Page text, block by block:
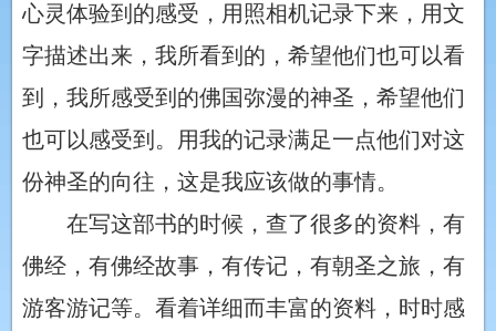
心灵体验到的感受，用照相机记录下来，用文
字描述出来，我所看到的，希望他们也可以看
到，我所感受到的佛国弥漫的神圣，希望他们
也可以感受到。用我的记录满足一点他们对这
份神圣的向往，这是我应该做的事情。
在写这部书的时候，查了很多的资料，有
佛经，有佛经故事，有传记，有朝圣之旅，有
游客游记等。看着详细而丰富的资料，时时感